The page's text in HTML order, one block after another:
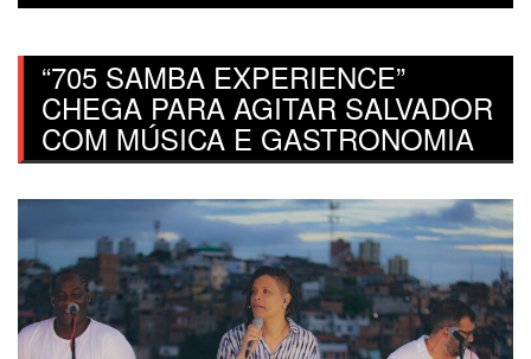
“705 SAMBA EXPERIENCE”
CHEGA PARA AGITAR SALVADOR
COM MÚSICA E GASTRONOMIA